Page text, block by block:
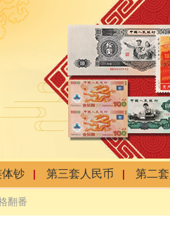
体钞 第三套人民币 第二
翻番